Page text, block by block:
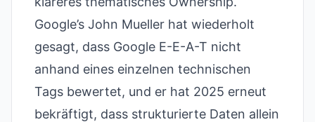
Google’s John Mueller hat wiederholt
gesagt, dass Google E-E-A-T nicht
anhand eines einzelnen technischen
Tags bewertet, und er hat 2025 erneut
bekräftigt, dass strukturierte Daten allein